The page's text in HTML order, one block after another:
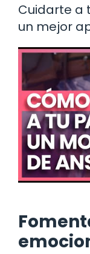
Cuidarte a
un mejor